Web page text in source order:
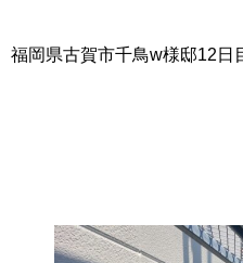
福岡県古賀市千鳥w様邸12日